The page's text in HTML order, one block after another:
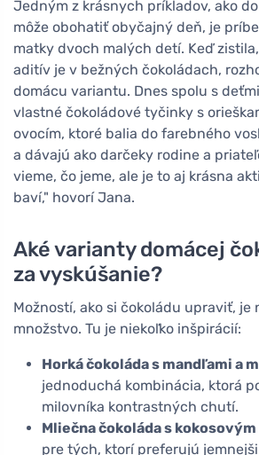
Jedným z krásnych príkladov, ako
môže obohatiť obyčajný deň, je
matky dvoch malých detí. Keď
aditív je v bežných čokoládach,
domácu variantu. Dnes spolu s
vlastné čokoládové tyčinky s
ovocím, ktoré balia do farebného
a dávajú ako darčeky rodine a
vieme, čo jeme, ale je to aj krásna
baví," hovorí Jana.
Aké varianty domácej
za vyskúšanie?
Možností, ako si čokoládu upraviť, je
množstvo. Tu je niekoľko inšpirácií:
Horká čokoláda s mandľami a
jednoduchá kombinácia, ktorá
milovníka kontrastných chutí.
Mliečna čokoláda s
pre tých, ktorí preferujú